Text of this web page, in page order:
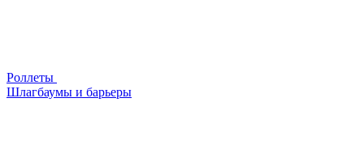
Роллеты
Шлагбаумы и барьеры